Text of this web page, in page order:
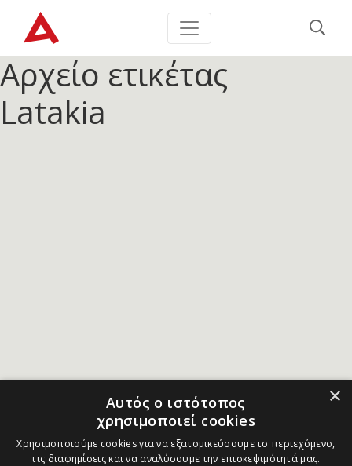
Αρχείο ετικέτας
Latakia
×
Αυτός ο ιστότοπος
χρησιμοποιεί cookies
Χρησιμοποιούμε cookies για να εξατομικεύσουμε το περιεχόμενο,
τις διαφημίσεις και να αναλύσουμε την επισκεψιμότητά μας.